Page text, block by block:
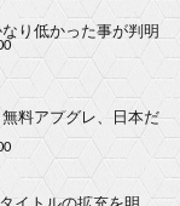
り低かった事が判明
料アプグレ、日本だ